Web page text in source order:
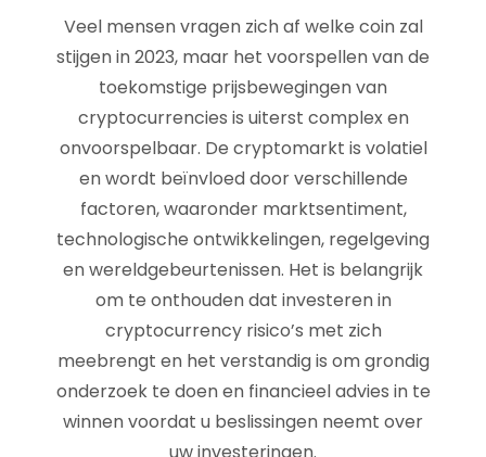
Veel mensen vragen zich af welke coin zal
stijgen in 2023, maar het voorspellen van de
toekomstige prijsbewegingen van
cryptocurrencies is uiterst complex en
onvoorspelbaar. De cryptomarkt is volatiel
en wordt beïnvloed door verschillende
factoren, waaronder marktsentiment,
technologische ontwikkelingen, regelgeving
en wereldgebeurtenissen. Het is belangrijk
om te onthouden dat investeren in
cryptocurrency risico’s met zich
meebrengt en het verstandig is om grondig
onderzoek te doen en financieel advies in te
winnen voordat u beslissingen neemt over